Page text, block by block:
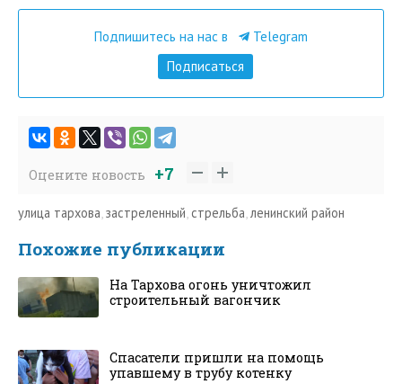
Подпишитесь на нас в
Telegram
Подписаться
Оцените новость +7
улица тархова застреленный стрельба ленинский район
Похожие публикации
На Тархова огонь уничтожил
строительный вагончик
Спасатели пришли на помощь
упавшему в трубу котенку